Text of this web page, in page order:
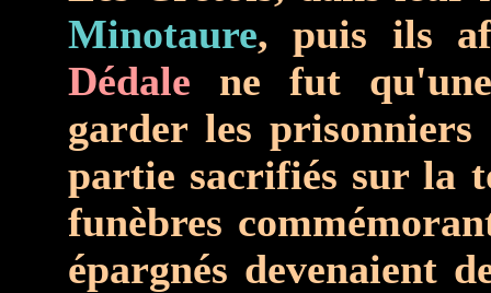
Minotaure, puis ils
Dédale ne fut
garder les
partie sacrifiés sur la
funèbres
épargnés devenaient